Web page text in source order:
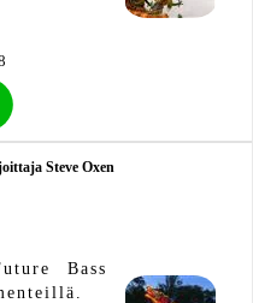
Steve Oxen
Bass